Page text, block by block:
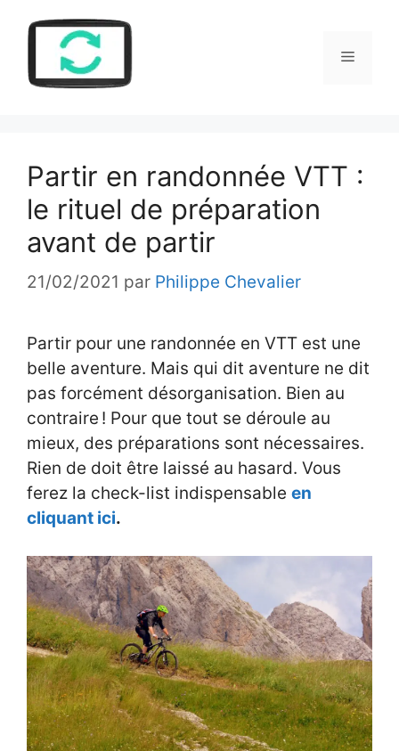
contenu
Menu
Partir en randonnée VTT :
le rituel de préparation
avant de partir
21/02/2021 par Philippe Chevalier
Partir pour une randonnée en VTT est une
belle aventure. Mais qui dit aventure ne dit
pas forcément désorganisation. Bien au
contraire ! Pour que tout se déroule au
mieux, des préparations sont nécessaires.
Rien de doit être laissé au hasard. Vous
ferez la check-list indispensable en
cliquant ici.